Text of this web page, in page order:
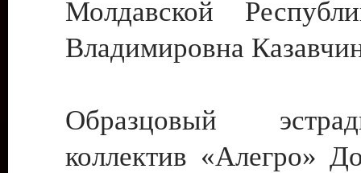
Молдавской
Владимировна
Образцовый
коллектив «Алегро»